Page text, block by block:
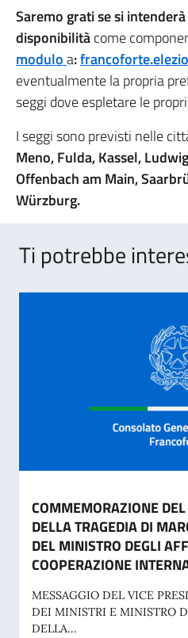
Saremo grati se si
disponibilitàcome
moduloa:
eventualmente la propria
seggi dove espletare le
I seggi sono previsti nelle
Meno, Fulda, Kassel,
Offenbach am Main,
Würzburg.
Ti potrebbe
COMMEMORAZIONE
DELLA TRAGEDIA DI
DEL MINISTRO DEGLI
COOPERAZIONE
MESSAGGIO DEL VICE
DEI MINISTRI E MINISTRO
DELLA...